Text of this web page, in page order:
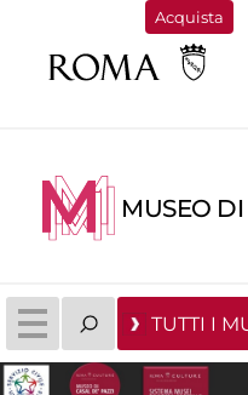
Acquista
MUSEO
TUTTI I